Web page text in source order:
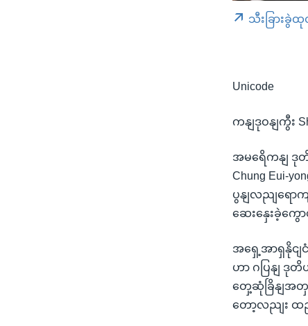
သီးခြားခွဲ
Unicode
ကနျဒုဝနျကွီး
အမရေိကနျ ဒုတိယ
Chung Eui-
ပွနျလညျရော
ဆေးနှေးခဲ့ကွော
အရှေ့အာရှနိုငျ
ဟာ ဂပြနျ ဒု
တှေ့ဆုံခြိနျအတှ
တော့လညျး ထ